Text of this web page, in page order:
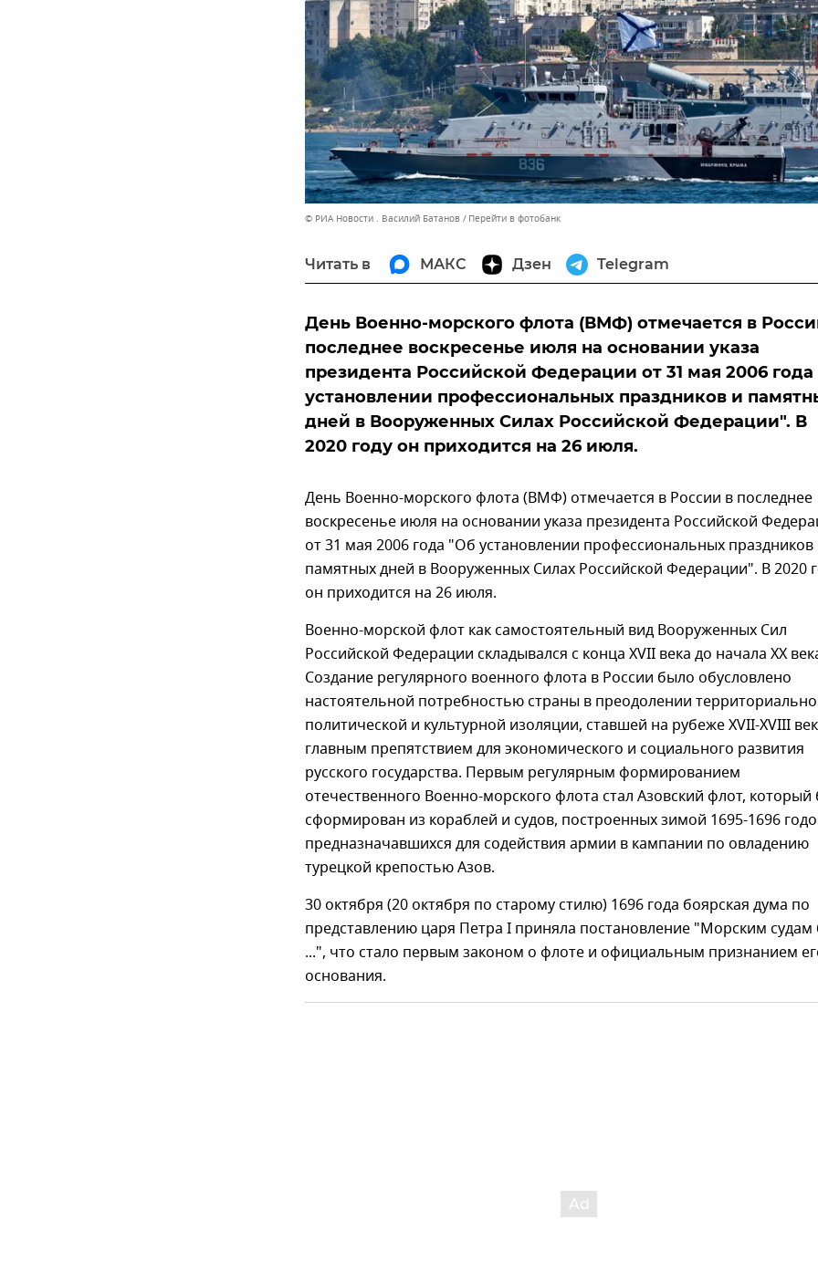
© РИА Новости . Василий Батанов Перейти в фотобанк
Читать в МАКС Дзен Telegram
День Военно-морского флота (ВМФ) отмечается в
последнее воскресенье июля на основании указа
президента Российской Федерации от 31 мая 2006
установлении профессиональных праздников и
дней в Вооруженных Силах Российской Федерации". В
2020 году он приходится на 26 июля.
День Военно-морского флота (ВМФ) отмечается в России в последнее
воскресенье июля на основании указа президента Российской
от 31 мая 2006 года "Об установлении профессиональных праздников
памятных дней в Вооруженных Силах Российской Федерации". В 2020
он приходится на 26 июля.
Военно-морской флот как самостоятельный вид Вооруженных Сил
Российской Федерации складывался с конца XVII века до начала XX
Создание регулярного военного флота в России было обусловлено
настоятельной потребностью страны в преодолении
политической и культурной изоляции, ставшей на рубеже XVII-XVIII
главным препятствием для экономического и социального развития
русского государства. Первым регулярным формированием
отечественного Военно-морского флота стал Азовский флот, который
сформирован из кораблей и судов, построенных зимой 1695-1696
предназначавшихся для содействия армии в кампании по овладению
турецкой крепостью Азов.
30 октября (20 октября по старому стилю) 1696 года боярская дума по
представлению царя Петра I приняла постановление "Морским судам
...", что стало первым законом о флоте и официальным признанием
основания.